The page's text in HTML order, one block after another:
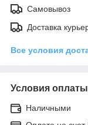
Самовывоз
Доставка
Все условия
Условия оплаты
Наличными